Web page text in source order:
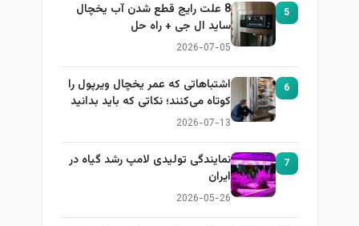
5
8 علت رایج قطع شدن آب یخچال
ساید ال جی + راه حل
2026-07-05
6
اشتباهاتی که عمر یخچال ویرپول را
کوتاه می‌کنند؛ نکاتی که باید بدانید
2026-07-13
7
نمایندگی تولیدی لامپ رشد گیاه در
ایران
2026-05-26